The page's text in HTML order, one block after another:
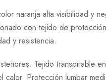
naranja alta visibilidad y
con tejido de
y resistencia.
Tejido transpirable
calor. Protección lumbar